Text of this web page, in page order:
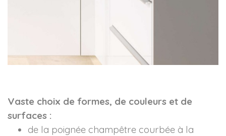
Vaste choix de formes, de couleurs et de
surfaces :
de la poignée champêtre courbée à la